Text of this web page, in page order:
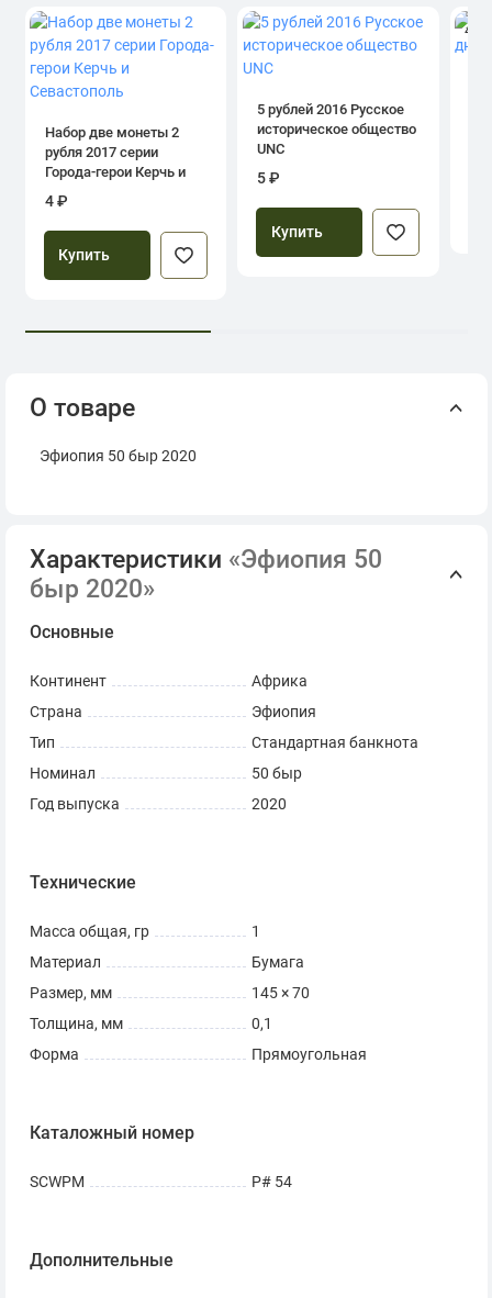
Набор две монеты 2
рубля 2017 серии
Города-герои Керчь и
Севастополь
4 ₽
Купить
5 рублей 2016 Русское
историческое общество
UNC
5 ₽
Купить
4.0
О товаре
Эфиопия 50 быр 2020
Характеристики «Эфиопия 50
быр 2020»
Основные
Континент
Африка
Страна
Эфиопия
Тип
Стандартная банкнота
Номинал
50 быр
Год выпуска
2020
Технические
Масса общая, гр
1
Материал
Бумага
Размер, мм
145 × 70
Толщина, мм
0,1
Форма
Прямоугольная
Каталожный номер
SCWPM Р# 54
Дополнительные